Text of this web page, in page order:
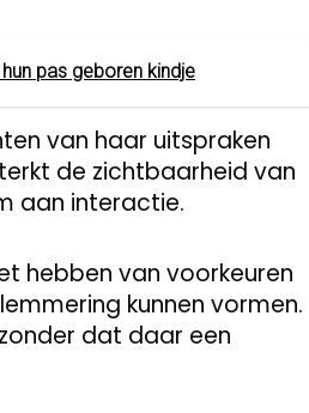
pas geboren kindje
van haar uitspraken
de zichtbaarheid van
aan interactie.
hebben van voorkeuren
kunnen vormen.
dat daar een